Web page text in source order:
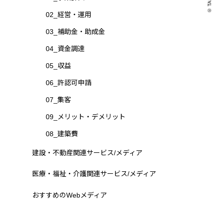
02_経営・運用
03_補助金・助成金
04_資金調達
05_収益
06_許認可申請
07_集客
09_メリット・デメリット
08_建築費
建設・不動産関連サービス/メディア
医療・福祉・介護関連サービス/メディア
おすすめのWebメディア